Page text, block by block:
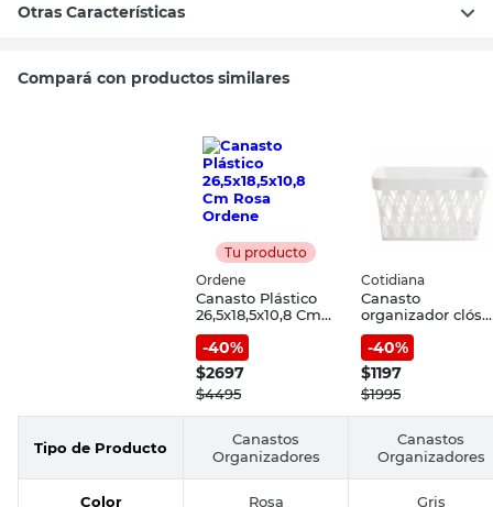
Otras Características
Compará con productos similares
Tu producto
Ordene
Canasto Plástico
26,5x18,5x10,8 Cm
Rosa Ordene
-40%
$2697
$4495
Cotidiana
Canasto
organizador
1.5 lt
-40%
$1197
$1995
Tipo de Producto
Canastos
Organizadores
Canastos
Organizadores
Color Rosa Gris